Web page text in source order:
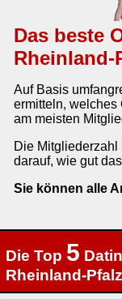
Das beste
Rheinland-
Auf Basis
ermitteln, welches
am meisten
Die
darauf, wie gut
Sie können alle
Die Top 5
Rheinland-